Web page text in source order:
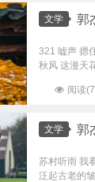
文学 郭
321 嘘声 摁
秋风 这漫天
阅读
文学 郭
苏村听雨 我
泛起古老的